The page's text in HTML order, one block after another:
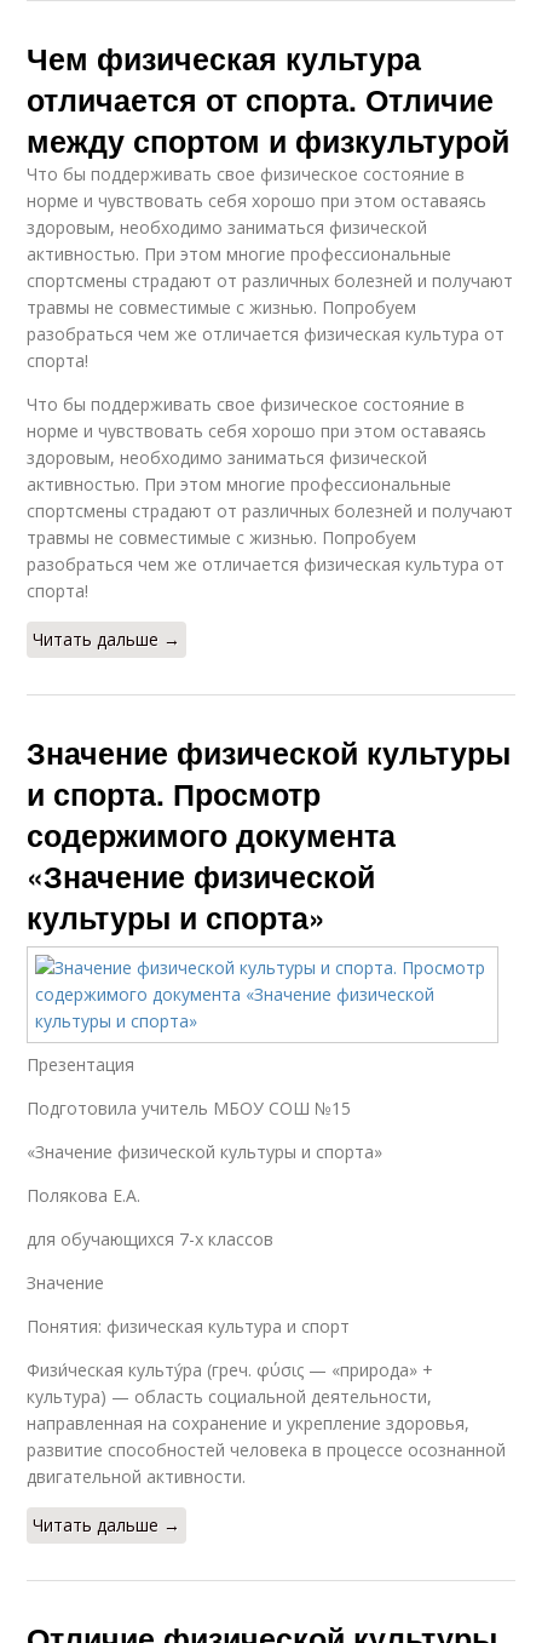
Чем физическая культура
отличается от спорта. Отличие
между спортом и физкультурой
Что бы поддерживать свое физическое состояние в
норме и чувствовать себя хорошо при этом оставаясь
здоровым, необходимо заниматься физической
активностью. При этом многие профессиональные
спортсмены страдают от различных болезней и получают
травмы не совместимые с жизнью. Попробуем
разобраться чем же отличается физическая культура от
спорта!
Что бы поддерживать свое физическое состояние в
норме и чувствовать себя хорошо при этом оставаясь
здоровым, необходимо заниматься физической
активностью. При этом многие профессиональные
спортсмены страдают от различных болезней и получают
травмы не совместимые с жизнью. Попробуем
разобраться чем же отличается физическая культура от
спорта!
Читать дальше →
Значение физической культуры
и спорта. Просмотр
содержимого документа
«Значение физической
культуры и спорта»
Презентация
Подготовила учитель МБОУ СОШ №15
«Значение физической культуры и спорта»
Полякова Е.А.
для обучающихся 7-х классов
Значение
Понятия: физическая культура и спорт
Физи́ческая культу́ра (греч. φύσις — «природа» +
культура) — область социальной деятельности,
направленная на сохранение и укрепление здоровья,
развитие способностей человека в процессе осознанной
двигательной активности.
Читать дальше →